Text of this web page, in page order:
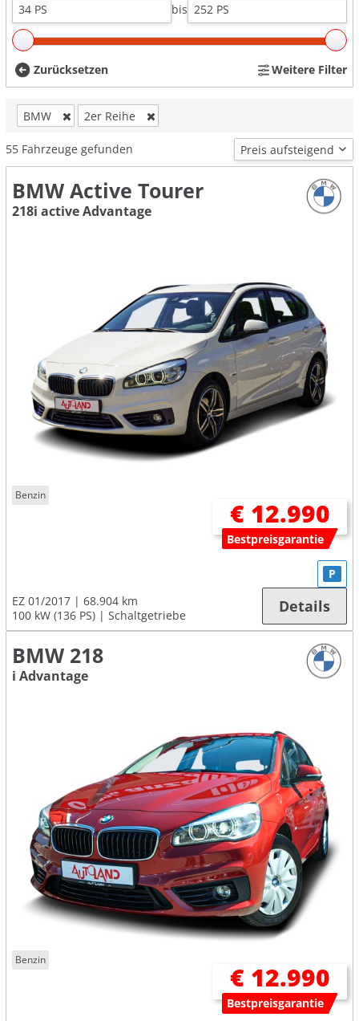
bis
Zurücksetzen Weitere Filter
BMW 2er Reihe
55 Fahrzeuge gefunden
BMW Active Tourer
218i active Advantage
Benzin
€ 12.990
Bestpreisgarantie
EZ 01/2017
68.904 km
100 kW (136 PS)
Schaltgetriebe
P
Details
BMW 218
i Advantage
Benzin
€ 12.990
Bestpreisgarantie